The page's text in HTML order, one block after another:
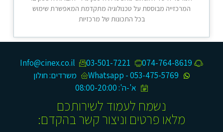
המרכזייה מבוססת על טכנולוגיה מתקדמת המאפשרת שימוש
בכל התכונות של מרכזיות
074-764-8619​
03-501-7221
Info@cinex.co.il
053-475-5769 - Whatsapp
משרדים: חולון
א'-ה': 08:00-20:00
נשמח לעמוד לשירותכם
מלאו פרטים וניצור קשר בהקדם: